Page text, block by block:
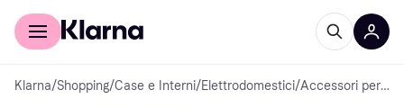
Per il tuo shopping
Klarna/Shopping/Case e Interni/Elettrodomestici/ Accessori per Elettrodomestici Bianchi